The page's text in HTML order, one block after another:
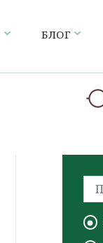
БЛОГ